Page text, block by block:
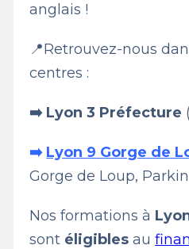
anglais !
📍Retrouvez-nous
centres :
➡️ Lyon 3 Préfecture
➡️ Lyon 9 Gorge de
Gorge de Loup,
Nos formations à
sont éligibles au